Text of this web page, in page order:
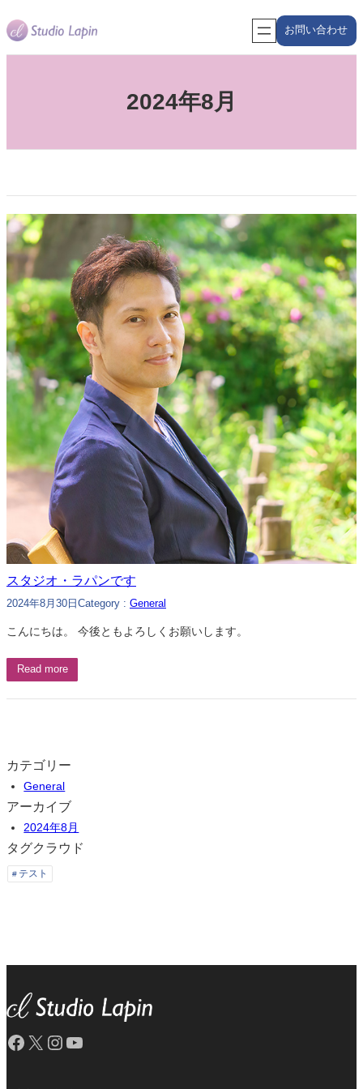
容
を
お問い合わせ
2024年8月
スタジオ・ラパンです
2024年8月30日 Category : General
こんにちは。 今後ともよろしくお願いします。
Read more
カテゴリー
General
アーカイブ
2024年8月
タグクラウド
テスト
Facebook X Instagram YouTube